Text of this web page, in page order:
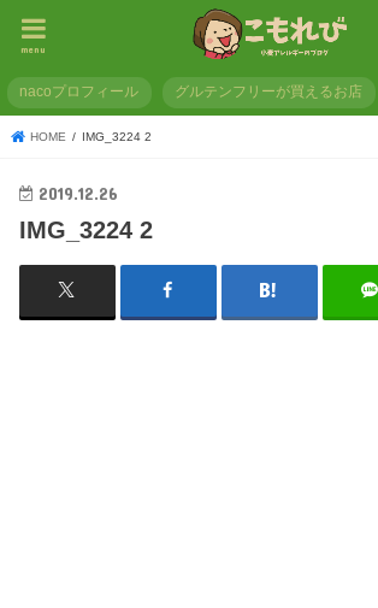
menu
nacoプロフィール グルテンフリーが買えるお店
HOME IMG_3224 2
2019.12.26
IMG_3224 2